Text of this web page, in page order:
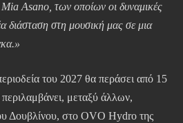
Asano, των οποίων οι δυναμικές
διάσταση στη μουσική μας σε μια
του 2027 θα περάσει από 15
μεταξύ άλλων,
Δουβλίνου, στο OVO Hydro της